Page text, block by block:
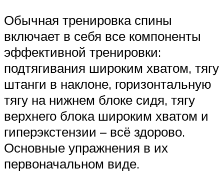
Обычная тренировка спины
включает в себя все компоненты
эффективной тренировки:
подтягивания широким хватом, тягу
штанги в наклоне, горизонтальную
тягу на нижнем блоке сидя, тягу
верхнего блока широким хватом и
гиперэкстензии – всё здорово.
Основные упражнения в их
первоначальном виде.